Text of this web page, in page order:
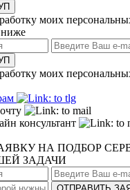
моих
моих
консультант
НА ПОДБОР
ЗАДАЧИ